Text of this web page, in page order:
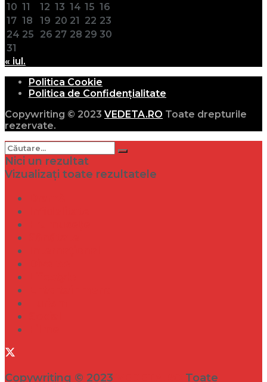
10 11 12 13 14 15 16
17 18 19 20 21 22 23
24 25 26 27 28 29 30
31
« iul.
Politica Cookie
Politica de Confidențialitate
Copywriting © 2023 VEDETA.RO Toate drepturile
rezervate.
Nici un rezultat
Vizualizați toate rezultatele
Copywriting © 2023 Toate